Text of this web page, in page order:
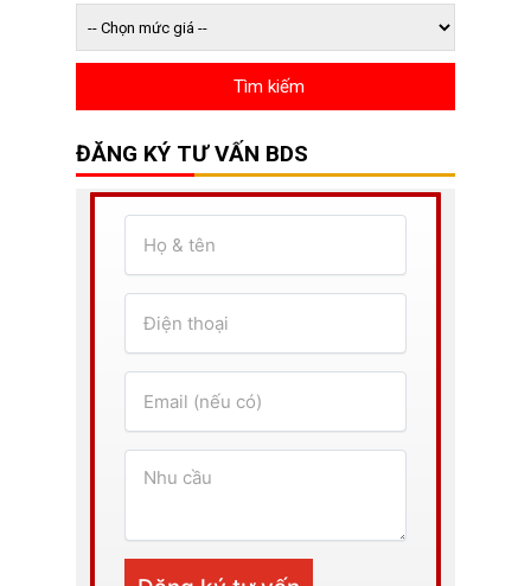
ĐĂNG KÝ TƯ VẤN BDS